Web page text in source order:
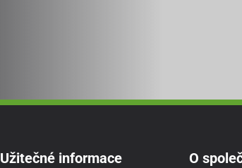
Užitečné informace O